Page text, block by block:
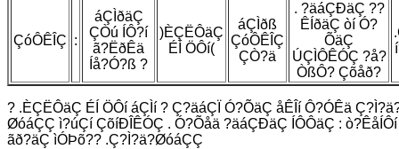
ÇóÔÊÎÇ :
áÇÌðäÇ
ÇÒú ÍÔ?í
ã?ËðÊä
Íå?Ó?ß ?
)ÈÇËÔäÇ
ÉÍ ÖÔí(
áÇÌðß
ÇóÔÊÎÇ
ÇÒ?ä
. ?äáÇÐäÇ ??
ÊÍðäÇ òí Ó?
ÕäÇ
ÚÇÌÔÊÓÇ ?å?
ÒßÔ? Çõåð?
? .ÈÇËÔäÇ ÉÍ ÖÔí áÇÌí ? Ç?äáÇÏ Ó?ÕäÇ åÊÎí Ô?ÓÊä
ØóáÇÇ ì?úÇí ÇõíÐÎÊÓÇ . Ó?Õåä ?äáÇÐäÇ ÍÔÔäÇ :
ãð?äÇ ìÓÞõ?? .Ç?Ì?ä?ØóáÇÇ